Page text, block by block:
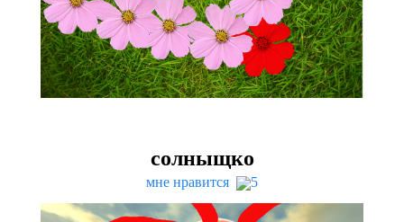
солныщко
мне нравится 5